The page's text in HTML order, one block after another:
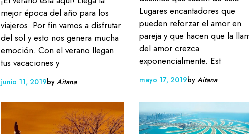
mejor época del año para los
viajeros. Por fin vamos a disfrutar
del sol y esto nos genera mucha
emoción. Con el verano llegan
tus vacaciones y
junio 11, 2019by Aitana
Lugares encantadores que
pueden reforzar el amor en
pareja y que hacen que la
del amor crezca
exponencialmente. Est
mayo 17, 2019by Aitana